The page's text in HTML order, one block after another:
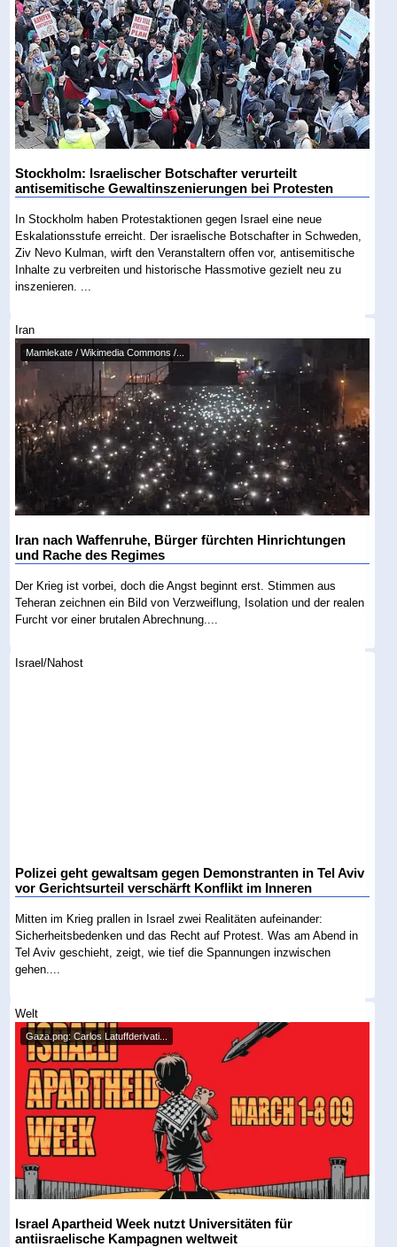
Stockholm: Israelischer Botschafter verurteilt
antisemitische Gewaltinszenierungen bei Protesten
In Stockholm haben Protestaktionen gegen Israel eine neue
Eskalationsstufe erreicht. Der israelische Botschafter in Schweden,
Ziv Nevo Kulman, wirft den Veranstaltern offen vor, antisemitische
Inhalte zu verbreiten und historische Hassmotive gezielt neu zu
inszenieren. ...
Iran
Mamlekate / Wikimedia Commons /...
Iran nach Waffenruhe, Bürger fürchten Hinrichtungen
und Rache des Regimes
Der Krieg ist vorbei, doch die Angst beginnt erst. Stimmen aus
Teheran zeichnen ein Bild von Verzweiflung, Isolation und der realen
Furcht vor einer brutalen Abrechnung....
Israel/Nahost
Polizei geht gewaltsam gegen Demonstranten in Tel Aviv
vor Gerichtsurteil verschärft Konflikt im Inneren
Mitten im Krieg prallen in Israel zwei Realitäten aufeinander:
Sicherheitsbedenken und das Recht auf Protest. Was am Abend in
Tel Aviv geschieht, zeigt, wie tief die Spannungen inzwischen
gehen....
Welt
Gaza.png: Carlos Latuffderivati...
Israel Apartheid Week nutzt Universitäten für
antiisraelische Kampagnen weltweit